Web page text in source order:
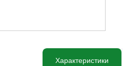
Характеристики